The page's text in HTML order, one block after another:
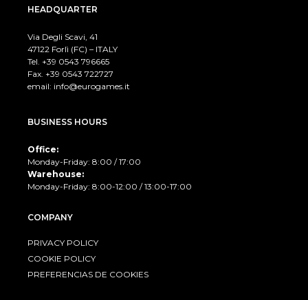
HEADQUARTER
Via Degli Scavi, 41
47122 Forlì (FC) – ITALY
Tel. +39 0543 796665
Fax. +39 0543 722727
email: info@eurogames.it
BUSINESS HOURS
Office:
Monday-Friday: 8:00 / 17:00
Warehouse:
Monday-Friday: 8:00-12:00 / 13:00-17:00
COMPANY
PRIVACY POLICY
COOKIE POLICY
PREFERENCIAS DE COOKIES